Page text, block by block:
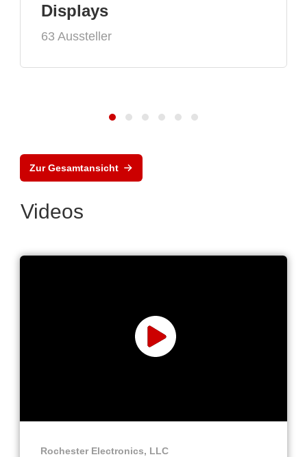
Displays
63 Aussteller
Zur Gesamtansicht
Videos
Rochester Electronics, LLC